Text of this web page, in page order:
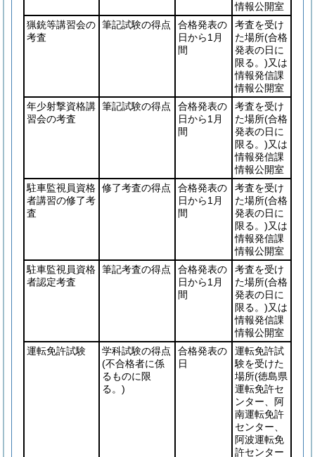
情報公開室
猟銃等講習会の
考査
筆記試験の得点
合格発表の
日から1月
間
考査を受け
た場所(合格
発表の日に
限る。)又は
情報発信課
情報公開室
年少射撃資格講
習会の考査
筆記試験の得点
合格発表の
日から1月
間
考査を受け
た場所(合格
発表の日に
限る。)又は
情報発信課
情報公開室
駐車監視員資格
者講習の修了考
査
修了考査の得点
合格発表の
日から1月
間
考査を受け
た場所(合格
発表の日に
限る。)又は
情報発信課
情報公開室
駐車監視員資格
者認定考査
筆記考査の得点
合格発表の
日から1月
間
考査を受け
た場所(合格
発表の日に
限る。)又は
情報発信課
情報公開室
運転免許試験
学科試験の得点
(不合格者に係
るものに限
る。)
合格発表の
日
運転免許試
験を受けた
場所(徳島県
運転免許セ
ンター、阿
南運転免許
センター、
阿波運転免
許センター